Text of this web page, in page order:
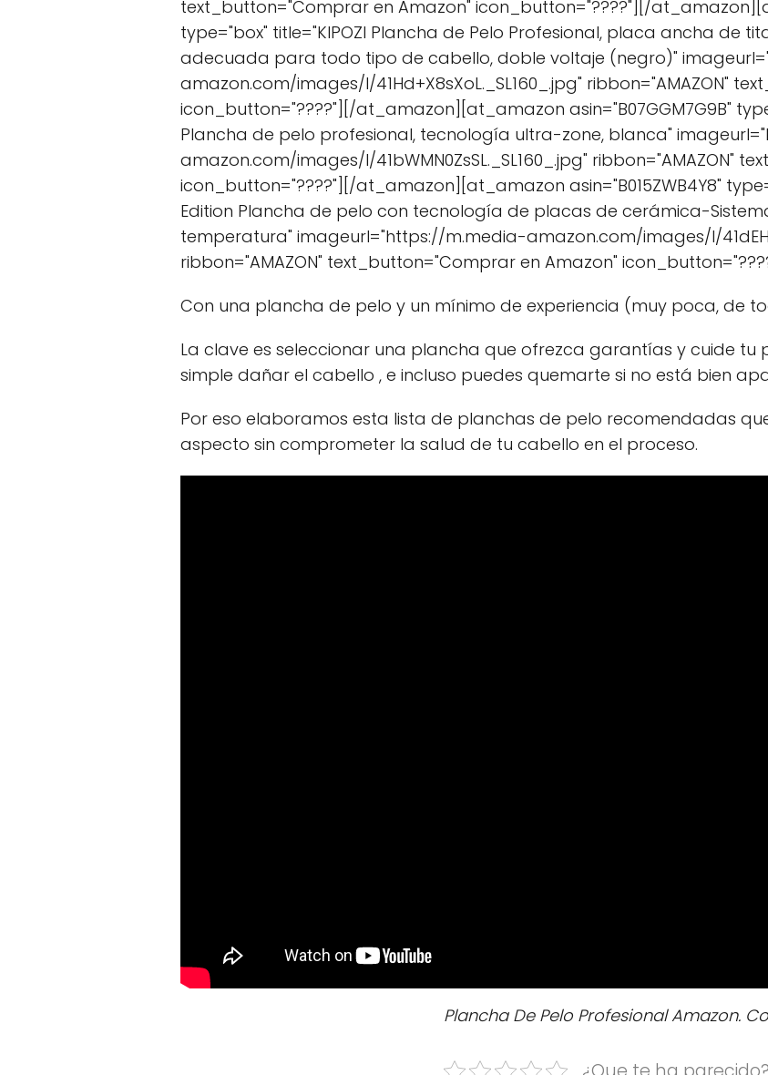
text_button="Comprar en Amazon" icon_button="????"][/
type="box" title="KIPOZI Plancha de Pelo Profesional, placa ancha de
adecuada para todo tipo de cabello, doble voltaje (negro)"
amazon.com/images/I/41Hd+X8sXoL._SL160_.jpg" ribbon="AMAZON"
icon_button="????"][/at_amazon][at_amazon asin="B07GGM7G9B"
Plancha de pelo profesional, tecnología ultra-zone, blanca"
amazon.com/images/I/41bWMN0ZsSL._SL160_.jpg" ribbon="AMAZON"
icon_button="????"][/at_amazon][at_amazon asin="B015ZWB4Y8"
Edition Plancha de pelo con tecnología de placas de cerámica-
temperatura" imageurl="https://m.media-amazon.com/images/I/
ribbon="AMAZON" text_button="Comprar en Amazon"
Con una plancha de pelo y un mínimo de experiencia (muy poca, de
La clave es seleccionar una plancha que ofrezca garantías y cuide tu
simple dañar el cabello , e incluso puedes quemarte si no está bien
Por eso elaboramos esta lista de planchas de pelo recomendadas
aspecto sin comprometer la salud de tu cabello en el proceso.
Plancha De Pelo Profesional Amazon.